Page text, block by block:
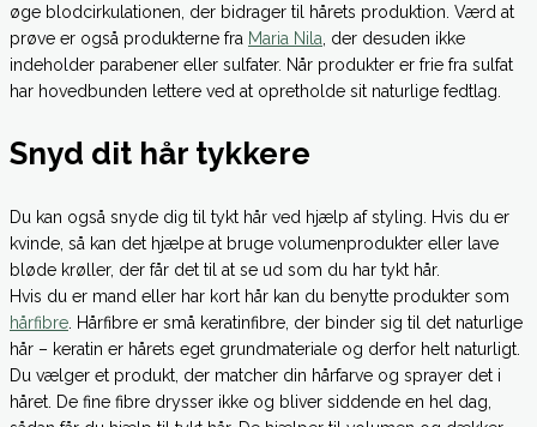
øge blodcirkulationen, der bidrager til hårets produktion. Værd at
prøve er også produkterne fra Maria Nila , der desuden ikke
indeholder parabener eller sulfater. Når produkter er frie fra sulfat
har hovedbunden lettere ved at opretholde sit naturlige fedtlag.
Snyd dit hår tykkere
Du kan også snyde dig til tykt hår ved hjælp af styling. Hvis du er
kvinde, så kan det hjælpe at bruge volumenprodukter eller lave
bløde krøller, der får det til at se ud som du har tykt hår.
Hvis du er mand eller har kort hår kan du benytte produkter som
hårfibre . Hårfibre er små keratinfibre, der binder sig til det naturlige
hår – keratin er hårets eget grundmateriale og derfor helt naturligt.
Du vælger et produkt, der matcher din hårfarve og sprayer det i
håret. De fine fibre drysser ikke og bliver siddende en hel dag,